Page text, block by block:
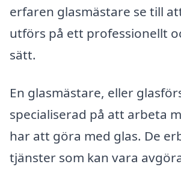
erfaren glasmästare se till
utförs på ett professionellt
sätt.
En glasmästare, eller
specialiserad på att arbeta
har att göra med glas. De
tjänster som kan vara